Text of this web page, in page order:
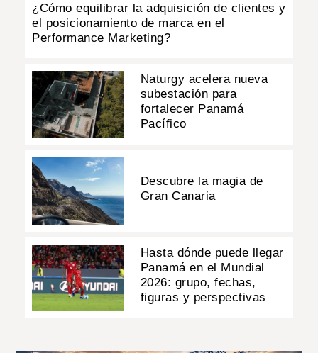
¿Cómo equilibrar la adquisición de clientes y
el posicionamiento de marca en el
Performance Marketing?
Naturgy acelera nueva
subestación para
fortalecer Panamá
Pacífico
Descubre la magia de
Gran Canaria
Hasta dónde puede llegar
Panamá en el Mundial
2026: grupo, fechas,
figuras y perspectivas